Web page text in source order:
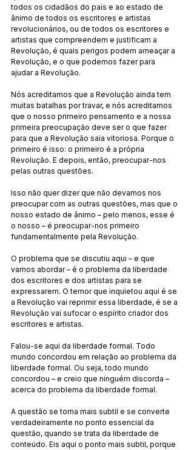
todos os cidadãos do país e ao estado de
ânimo de todos os escritores e artistas
revolucionários, ou de todos os escritores e
artistas que compreendem e justificam a
Revolução, é quais perigos podem ameaçar a
Revolução, e o que podemos fazer para
ajudar a Revolução.
Nós acreditamos que a Revolução ainda tem
muitas batalhas por travar, e nós acreditamos
que o nosso primeiro pensamento e a nossa
primeira preocupação deve ser o que fazer
para que a Revolução saia vitoriosa. Porque o
primeiro é isso: o primeiro é a própria
Revolução. E depois, então, preocupar-nos
pelas outras questões.
Isso não quer dizer que não devamos nos
preocupar com as outras questões, mas que o
nosso estado de ânimo – pelo menos, esse é
o nosso – é preocupar-nos primeiro
fundamentalmente pela Revolução.
O problema que se discutiu aqui – e que
vamos abordar – é o problema da liberdade
dos escritores e dos artistas para se
expressarem. O temor que inquietou aqui é se
a Revolução vai reprimir essa liberdade, é se a
Revolução vai sufocar o espírito criador dos
escritores e artistas.
Falou-se aqui da liberdade formal. Todo
mundo concordou em relação ao problema da
liberdade formal. Ou seja, todo mundo
concordou – e creio que ninguém discorda –
acerca do problema da liberdade formal.
A questão se torna mais subtil e se converte
verdadeiramente no ponto essencial da
questão, quando se trata da liberdade de
conteúdo. Eis aqui o ponto mais subtil, porque